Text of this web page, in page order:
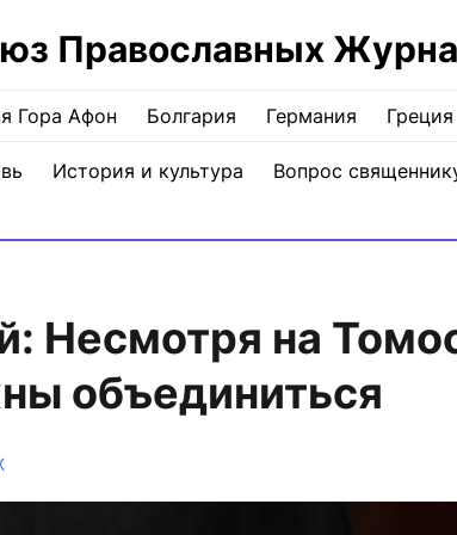
Православных
Гора Афон Болгария Германия Греция
История и культура Вопрос
Несмотря на
объединиться